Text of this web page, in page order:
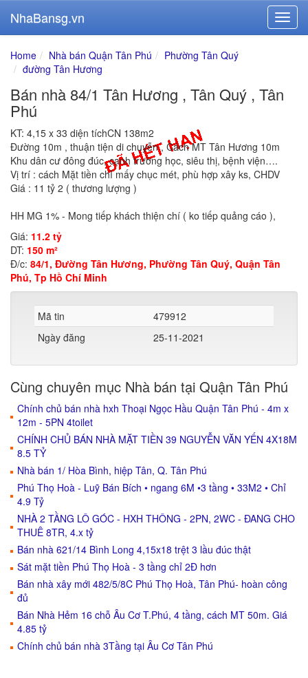
NhaBansg.vn
Home Nhà bán Quận Tân Phú
Phường Tân Quý
đường Tân Hương
Bán nhà 84/1 Tân Hương , Tân Quý , Tân
Phú
KT: 4,15 x 33 diện tíchCN 138m2
Đường 10m , thuận tiện di chuyễn , Cách MT Tân Hương 10m
Khu dân cư đông đúc, cạnh trường học, siêu thị, bệnh viện….
Vị trí : cách Mặt tiền chỉ mấy chục mét, phù hợp xây ks, CHDV
Giá : 11 tỷ 2 ( thương lượng )
HH MG 1% - Mong tiếp khách thiện chí ( ko tiếp quảng cáo ),
Giá: 11.2 tỷ
DT: 150 m²
Đ/c: 84/1, Đường Tân Hương, Phường Tân Quý, Quận Tân
Phú, Tp Hồ Chí Minh
Mã tin
479912
Ngày đăng
25-11-2021
Cùng chuyên mục Nhà bán tại Quận Tân Phú
Chính chủ bán nhà hxh Thoại Ngọc Hầu Quận Tân Phú - 4m x
12m - 5PN 4toilet
CHÍNH CHỦ BÁN NHÀ MẶT TIỀN 39 NGUYỄN VĂN YẾN 4X18M
8.5 TỶ
Nhà bán 1/ Hòa Bình, hiệp Tân, Q. Tân Phú
Phú Thọ Hoà - Luỹ Bán Bích • ngang 6M •3 tầng • 33M2 • Chỉ
4.9 Tỷ
NHÀ 2 TẦNG LÔ GÓC - HXH THÔNG - 2PN, 2WC - ĐANG CHO
THUÊ 8TR, 4.x tỷ
Bán nhà 621/14 Bình Long 4,15x18 trệt 3 lầu đúc thật
Sát mặt tiền Phú Thọ Hoà - 3 tầng chỉ 2Đ hơn
Bán nhà xây mới 482/5/8C Phú Thọ Hoà, Tân Phú- hoàn công
đủ
Bán Nhà Hẻm 16 chỗ Âu Cơ T.Phú, 4 tầng, cách MT 50m. Giá
4.85 tỷ
Chính chủ bán nhà 3Tầng tại Âu Cơ Tân Phú